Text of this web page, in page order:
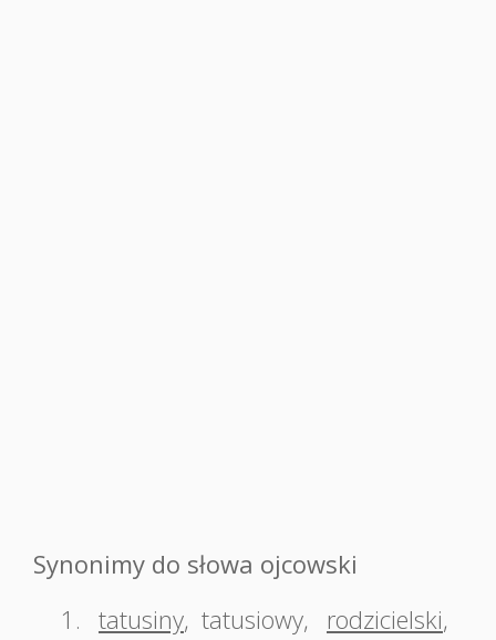
Synonimy do słowa ojcowski
1. tatusiny, tatusiowy, rodzicielski,